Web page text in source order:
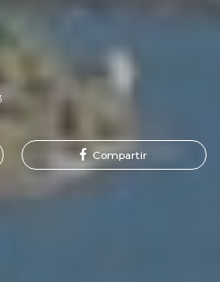
Compartir